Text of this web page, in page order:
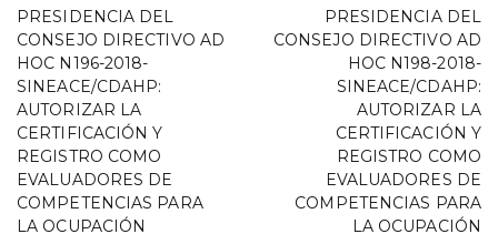
PRESIDENCIA DEL
CONSEJO DIRECTIVO AD
HOC N196-2018-
SINEACE/CDAHP:
AUTORIZAR LA
CERTIFICACIÓN Y
REGISTRO COMO
EVALUADORES DE
COMPETENCIAS PARA
LA OCUPACIÓN
PRESIDENCIA DEL
CONSEJO DIRECTIVO AD
HOC N198-2018-
SINEACE/CDAHP:
AUTORIZAR LA
CERTIFICACIÓN Y
REGISTRO COMO
EVALUADORES DE
COMPETENCIAS PARA
LA OCUPACIÓN